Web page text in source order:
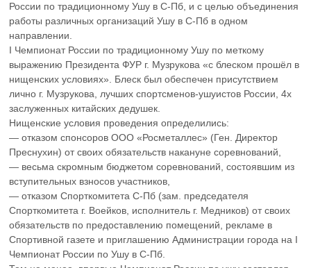
России по традиционному Ушу в С-Пб, и с целью объединения
работы различных организаций Ушу в С-Пб в одном
направлении.
I Чемпионат России по традиционному Ушу по меткому
выражению Президента ФУР г. Музрукова «с блеском прошёл в
нищенских условиях». Блеск был обеспечен присутствием
лично г. Музрукова, лучших спортсменов-ушуистов России, 4х
заслуженных китайских дедушек.
Нищенские условия проведения определились:
— отказом спонсоров ООО «Росметаллес» (Ген. Директор
Преснухин) от своих обязательств накануне соревнований,
— весьма скромным бюджетом соревнований, состоявшим из
вступительных взносов участников,
— отказом Спорткомитета С-Пб (зам. председателя
Спорткомитета г. Воейков, исполнитель г. Медников) от своих
обязательств по предоставлению помещений, рекламе в
Спортивной газете и приглашению Администрации города на I
Чемпионат России по Ушу в С-Пб.